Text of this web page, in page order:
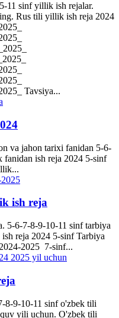
11 sinf yillik ish rejalar.
Rus tili yillik ish reja 2024
Tavsiya...
va jahon tarixi fanidan 5-6-
ish reja 2024 5-sinf
ish reja
5-6-7-8-9-10-11 sinf tarbiya
reja 2024 5-sinf Tarbiya
2025 7-sinf...
8-9-10-11 sinf o'zbek tili
yili uchun. O'zbek tili